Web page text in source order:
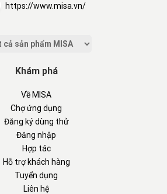
https://www.misa.vn/
Khám phá
Về MISA
Chợ ứng dụng
Đăng ký dùng thử
Đăng nhập
Hợp tác
Hỗ trợ khách hàng
Tuyển dụng
Liên hệ